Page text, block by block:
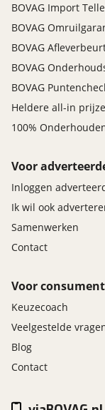
BOVAG Import
BOVAG
BOVAG
BOVAG
BOVAG
Heldere all-in
100%
Voor
Inloggen
Ik wil ook
Samenwerken
Contact
Voor
Keuzecoach
Veelgestelde
Blog
Contact